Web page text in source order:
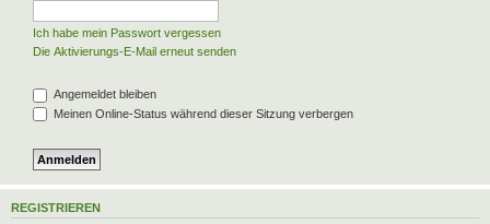
Ich habe mein Passwort vergessen
Die Aktivierungs-E-Mail erneut senden
Angemeldet bleiben
Meinen Online-Status während dieser Sitzung verbergen
REGISTRIEREN